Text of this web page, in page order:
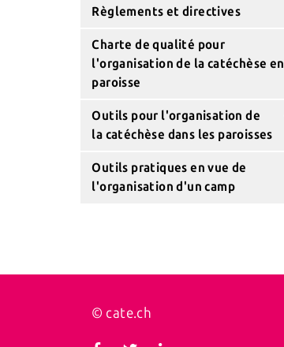
Règlements et directives
Charte de qualité pour
l'organisation de la catéchèse en
paroisse
Outils pour l'organisation de
la catéchèse dans les paroisses
Heures et conversion
Outils pratiques en vue de
l'organisation d'un camp
© cate.ch